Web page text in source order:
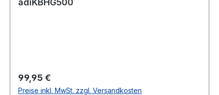
adiKBHG500
Regulärer Preis:
99,95 €
Preise inkl. MwSt. zzgl. Versandkosten